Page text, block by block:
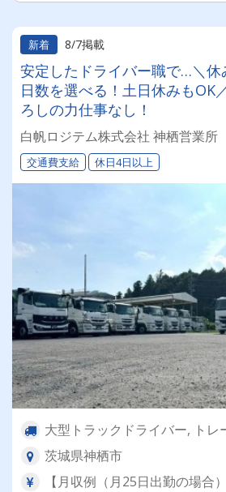
新着 8/7掲載
安定したドライバー職で…＼休
日数を選べる！土日休みもOK
ろしの力仕事なし！
白帆ロジテム株式会社 神栖営業所
交通費支給 休日4日以上
大型トラックドライバー, トレ
茨城県神栖市
【月収例（月25日出勤の場合